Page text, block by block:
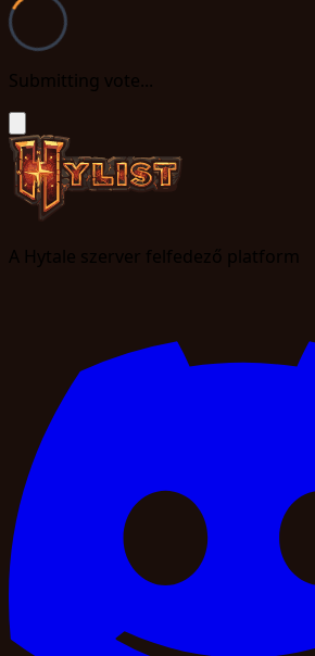
Submitting vote...
A Hytale szerver felfedező platform